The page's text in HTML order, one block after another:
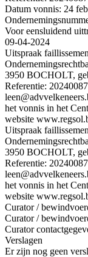
Datum vonnis: 24
Voor eensluidend
09-04-2024
Uitspraak
3950 BOCHOLT,
Referentie:
het vonnis in het
website
Uitspraak
3950 BOCHOLT,
Referentie:
het vonnis in het
website
Curator /
Curator /
Curator
Verslagen
Er zijn nog geen